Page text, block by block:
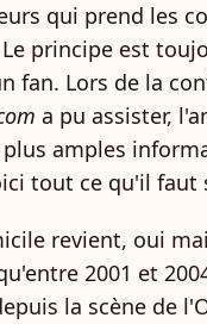
qui prend les
principe est
fan. Lors de la
a pu assister,
amples
tout ce qu'il faut
revient, oui
2001 et
la scène de